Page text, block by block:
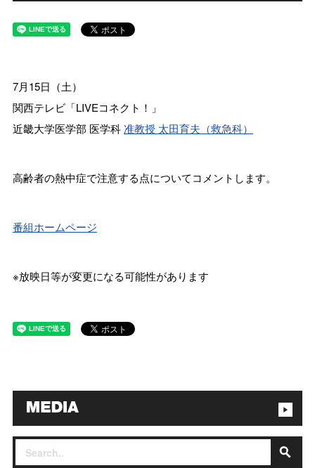
7月15日（土）
関西テレビ「LIVEコネクト！」
近畿大学医学部 医学科准教授 太田育夫（救急科）
高齢者の熱中症で注意する点についてコメントします。
番組ホームページ
※放映日等が変更になる可能性があります